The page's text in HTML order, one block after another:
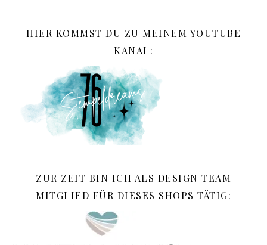
HIER KOMMST DU ZU MEINEM YOUTUBE
KANAL:
ZUR ZEIT BIN ICH ALS DESIGN TEAM
MITGLIED FÜR DIESES SHOPS TÄTIG: